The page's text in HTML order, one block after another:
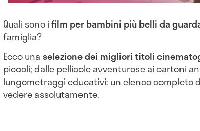
Quali sono ifilm per bambini più belli da
famiglia?
Ecco unaselezione dei migliori titoli
piccoli; dalle pellicole avventurose ai cartoni
lungometraggi educativi: un elenco completo
vedere assolutamente.